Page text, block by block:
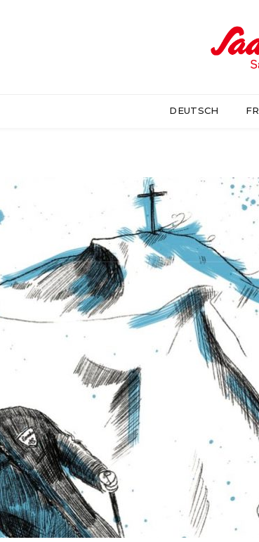
DEUTSCH